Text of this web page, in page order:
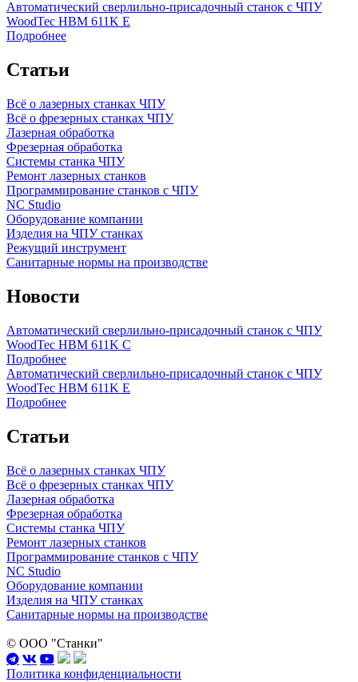
Автоматический сверлильно-присадочный станок с ЧПУ
WoodTec HBM 611K E
Подробнее
Статьи
Всё о лазерных станках ЧПУ
Всё о фрезерных станках ЧПУ
Лазерная обработка
Фрезерная обработка
Системы станка ЧПУ
Ремонт лазерных станков
Программирование станков с ЧПУ
NC Studio
Оборудование компании
Изделия на ЧПУ станках
Режущий инструмент
Санитарные нормы на производстве
Новости
Автоматический сверлильно-присадочный станок с ЧПУ
WoodTec HBM 611K C
Подробнее
Автоматический сверлильно-присадочный станок с ЧПУ
WoodTec HBM 611K E
Подробнее
Статьи
Всё о лазерных станках ЧПУ
Всё о фрезерных станках ЧПУ
Лазерная обработка
Фрезерная обработка
Системы станка ЧПУ
Ремонт лазерных станков
Программирование станков с ЧПУ
NC Studio
Оборудование компании
Изделия на ЧПУ станках
Санитарные нормы на производстве
© ООО "Станки"
Политика конфиденциальности